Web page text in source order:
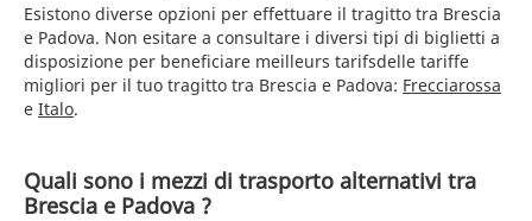
Esistono diverse opzioni per effettuare il tragitto tra Brescia
e Padova. Non esitare a consultare i diversi tipi di biglietti a
disposizione per beneficiare meilleurs tarifsdelle tariffe
migliori per il tuo tragitto tra Brescia e Padova: Frecciarossa
e Italo.
Quali sono i mezzi di trasporto alternativi tra
Brescia e Padova ?